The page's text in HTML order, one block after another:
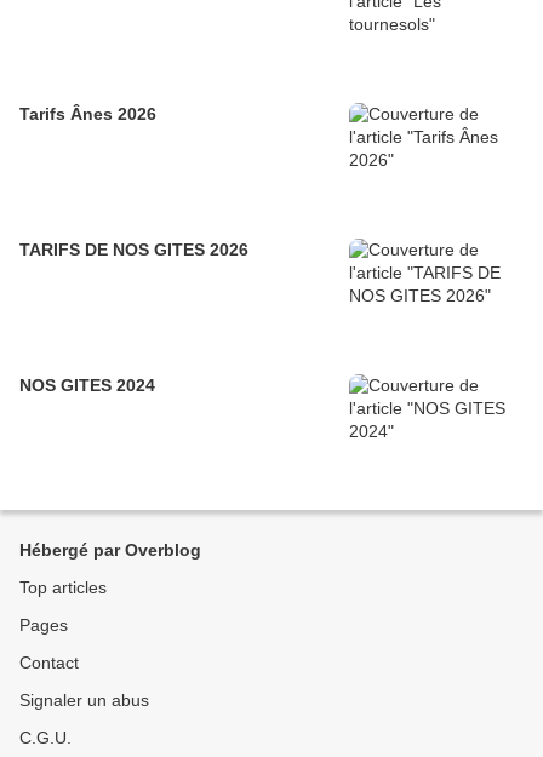
Tarifs Ânes 2026
TARIFS DE NOS GITES 2026
NOS GITES 2024
Hébergé par Overblog
Top articles
Pages
Contact
Signaler un abus
C.G.U.